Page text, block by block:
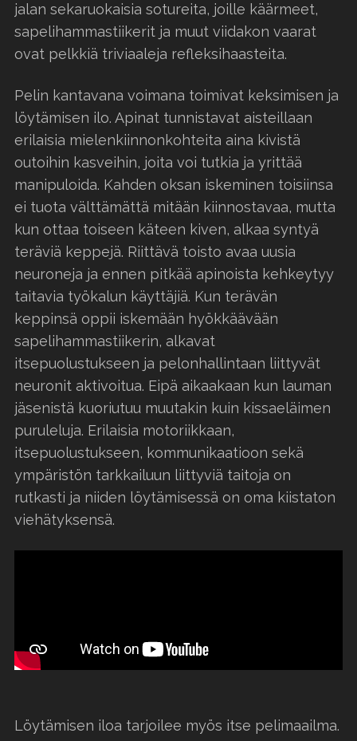
jalan sekaruokaisia sotureita, joille käärmeet,
sapelihammastiikerit ja muut viidakon vaarat
ovat pelkkiä triviaaleja refleksihaasteita.
Pelin kantavana voimana toimivat keksimisen ja
löytämisen ilo. Apinat tunnistavat aisteillaan
erilaisia mielenkiinnonkohteita aina kivistä
outoihin kasveihin, joita voi tutkia ja yrittää
manipuloida. Kahden oksan iskeminen toisiinsa
ei tuota välttämättä mitään kiinnostavaa, mutta
kun ottaa toiseen käteen kiven, alkaa syntyä
teräviä keppejä. Riittävä toisto avaa uusia
neuroneja ja ennen pitkää apinoista kehkeytyy
taitavia työkalun käyttäjiä. Kun terävän
keppinsä oppii iskemään hyökkäävään
sapelihammastiikerin, alkavat
itsepuolustukseen ja pelonhallintaan liittyvät
neuronit aktivoitua. Eipä aikaakaan kun lauman
jäsenistä kuoriutuu muutakin kuin kissaeläimen
puruleluja. Erilaisia motoriikkaan,
itsepuolustukseen, kommunikaatioon sekä
ympäristön tarkkailuun liittyviä taitoja on
rutkasti ja niiden löytämisessä on oma kiistaton
viehätyksensä.
Löytämisen iloa tarjoilee myös itse pelimaailma.